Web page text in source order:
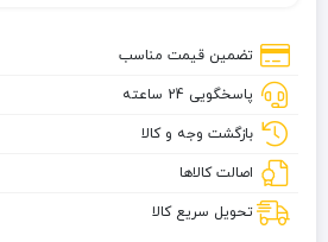
تضمین قیمت مناسب
پاسخگویی 24 ساعته
بازگشت وجه و کالا
اصالت کالاها
تحویل سریع کالا